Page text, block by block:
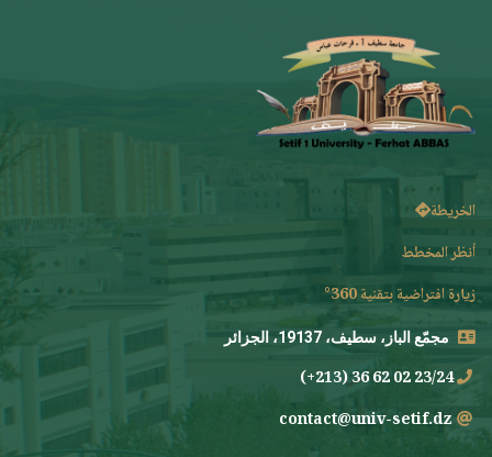
الخريطة
أنظر المخطط
زيارة افتراضية بتقنية 360°
مجمّع الباز، سطيف، 19137، الجزائر
23/24 02 62 36 (213+)
contact@univ-setif.dz